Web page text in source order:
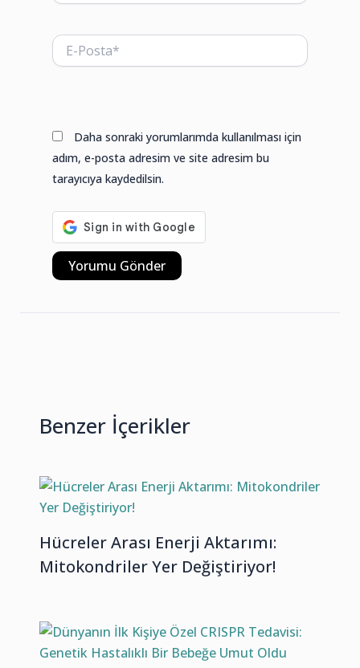
E-
Posta*
Daha sonraki yorumlarımda kullanılması için
adım, e-posta adresim ve site adresim bu
tarayıcıya kaydedilsin.
Benzer İçerikler
Hücreler Arası Enerji Aktarımı:
Mitokondriler Yer Değiştiriyor!